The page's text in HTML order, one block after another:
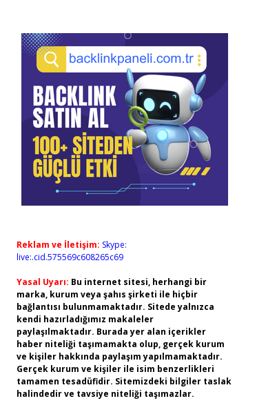
Reklam ve İletişim: Skype:
live:.cid.575569c608265c69
Yasal Uyarı: Bu internet sitesi, herhangi bir
marka, kurum veya şahıs şirketi ile hiçbir
bağlantısı bulunmamaktadır. Sitede yalnızca
kendi hazırladığımız makaleler
paylaşılmaktadır. Burada yer alan içerikler
haber niteliği taşımamakta olup, gerçek kurum
ve kişiler hakkında paylaşım yapılmamaktadır.
Gerçek kurum ve kişiler ile isim benzerlikleri
tamamen tesadüfidir. Sitemizdeki bilgiler taslak
halindedir ve tavsiye niteliği taşımazlar.